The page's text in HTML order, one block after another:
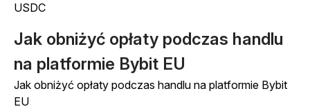
USDC
Jak obniżyć opłaty podczas handlu
na platformie Bybit EU
Jak obniżyć opłaty podczas handlu na platformie Bybit
EU